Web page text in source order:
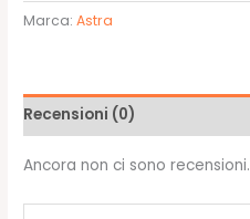
02
quantità
Marca:Astra
Recensioni (0)
Ancora non ci sono recensioni.